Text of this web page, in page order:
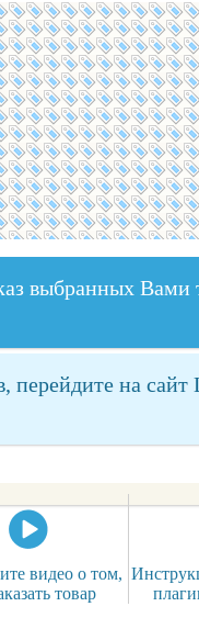
выбранных Вами
перейдите на сайт
видео о том,
товар